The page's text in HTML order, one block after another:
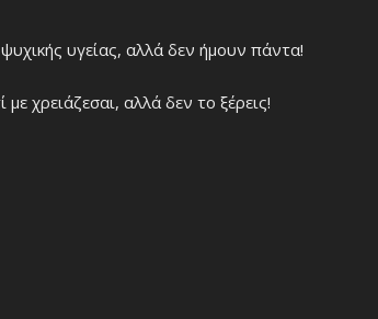
ψυχικής υγείας, αλλά δεν ήμουν πάντα!
χρειάζεσαι, αλλά δεν το ξέρεις!